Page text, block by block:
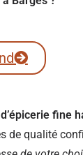
fine
de qualité